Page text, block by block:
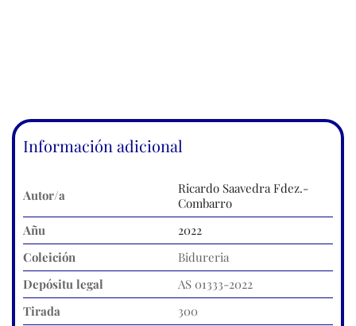
Información adicional
Autor/a
Ricardo Saavedra Fdez.-
Combarro
Añu
2022
Coleición
Bidureria
Depósitu legal
AS 01333-2022
Tirada
300